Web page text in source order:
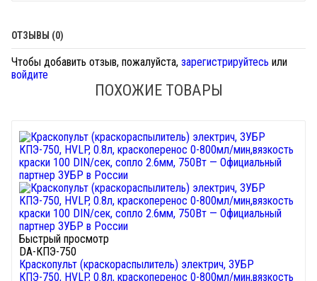
ОТЗЫВЫ (0)
Чтобы добавить отзыв, пожалуйста, зарегистрируйтесь или
войдите
ПОХОЖИЕ ТОВАРЫ
Быстрый просмотр
DA-КПЭ-750
Краскопульт (краскораспылитель) электрич, ЗУБР
КПЭ-750, HVLP, 0.8л, краскоперенос 0-800мл/мин,вязкость